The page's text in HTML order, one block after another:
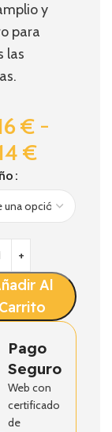
y
para
las
€ -
€
Al
Carrito
Pago
Seguro
Web con
certificado
de